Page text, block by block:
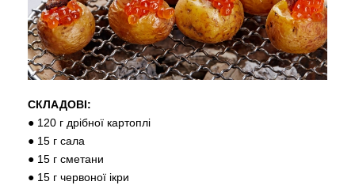
СКЛАДОВІ:
● 120 г дрібної картоплі
● 15 г сала
● 15 г сметани
● 15 г червоної ікри